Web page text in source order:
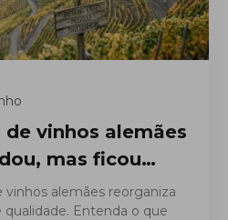
vinhos alemães
mas ficou
vinhos alemães reorganiza
Entenda o que